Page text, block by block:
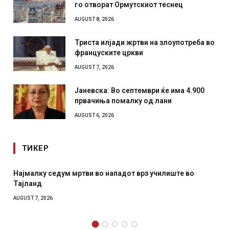
го отворат Ормутскиот теснец
AUGUST 8, 2026
Триста илјади жртви на злоупотреба во
француските цркви
AUGUST 7, 2026
Јаневска: Во септември ќе има 4.900
првачиња помалку од лани
AUGUST 6, 2026
ТИКЕР
нападот врз училиште во
СОЗИС: Украинците